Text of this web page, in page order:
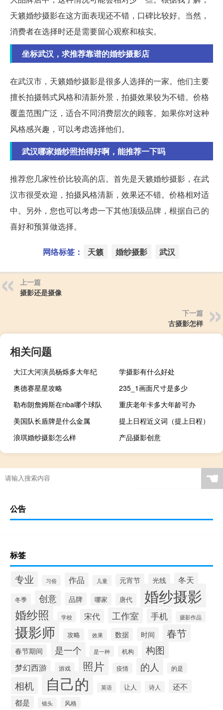
天籁婚纱摄影在这方面表现还不错，口碑比较好。当然，
消费者在选择时还是需要留心观察和核实。
坐标武汉，求推荐靠谱的婚纱摄影店
在武汉市，天籁婚纱摄影是很多人选择的一家。他们主要
擅长拍摄韩式风格和清新外景，拍摄效果较为不错。价格
覆盖范围广泛，适合不同消费层次的顾客。如果你对这种
风格感兴趣，可以考虑选择他们。
武汉哪家婚纱照拍得好啊，能推荐一下吗
推荐您几家性价比较高的店。首先是天籁婚纱摄影，在武
汉市很受欢迎，拍摄风格清新，效果还不错。价格相对适
中。另外，您也可以考虑一下其他顶级品牌，根据自己的
喜好和预算做选择。
网络标签： 天籁 婚纱摄影 武汉
上一篇
摄影还是摄像
下一篇
古摄影怎样
相关问题
大江大河演员杨烁多大年纪
学摄影有什么好处
奥德赛星星攻略
235_1画面尺寸是多少
勒布朗詹姆斯在nba哪个球队
重庆老年卡多大年龄可办
美国队长盾牌是什么金属
提上日程近义词（提上日程）
浪琪婚纱摄影怎么样
产品摄影创意
☚
公告
标签
专业 习俗 作品 儿童 元宵节 光线 冬天
冬季 创意 品牌 哪家 唐代 婚纱摄影
婚纱照 学校 宋代 工作室 手机 摄影作品
摄影师 攻略 效果 数据 时间 春节
春节期间 是一个 是一种 机构 构图
梦幻西游 游戏 照片 疫情 的人 的是
相机 自己的 英语 让人 诗人
还不
都是
镜头 风格